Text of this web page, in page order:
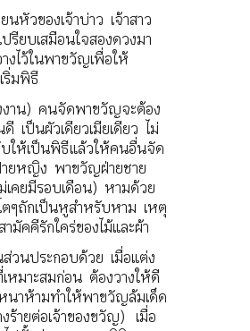
นหัวของเจ้าบ่าว เจ้าสาว
รียบเสมือนใจสองดวงมา
งไว้ในพาขวัญเพื่อให้
ริ่มพิธี
งาน) คนจัดพาขวัญจะต้อง
ป็นผัวเดียวเมียเดียว ไม่
บให้เป็นพิธีแล้วให้คนอื่นจัด
ายหญิง พาขวัญฝ่ายชาย
คยมีรอบเดือน) หามด้วย
ตๆถักเป็นหูสำหรับหาม เหตุ
มัคคีรักใคร่ของไม้และผ้า
วนประกอบด้วย เมื่อแต่ง
หมาะสมก่อน ต้องวางให้ดี
าห้ามทำให้พาขวัญล้มเด็ด
ร้ายต่อเจ้าของขวัญ) เมื่อ